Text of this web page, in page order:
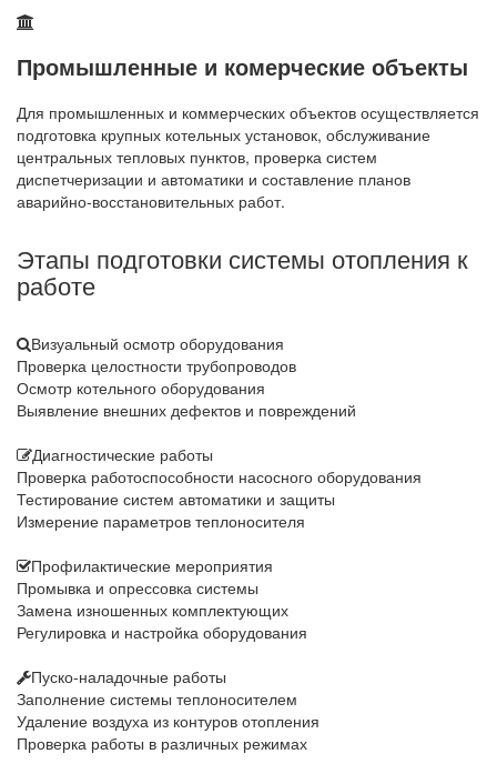
Промышленные и комерческие объекты
Для промышленных и коммерческих объектов осуществляется
подготовка крупных котельных установок, обслуживание
центральных тепловых пунктов, проверка систем
диспетчеризации и автоматики и составление планов
аварийно-восстановительных работ.
Этапы подготовки системы отопления к
работе
Визуальный осмотр оборудования
Проверка целостности трубопроводов
Осмотр котельного оборудования
Выявление внешних дефектов и повреждений
Диагностические работы
Проверка работоспособности насосного оборудования
Тестирование систем автоматики и защиты
Измерение параметров теплоносителя
Профилактические мероприятия
Промывка и опрессовка системы
Замена изношенных комплектующих
Регулировка и настройка оборудования
Пуско-наладочные работы
Заполнение системы теплоносителем
Удаление воздуха из контуров отопления
Проверка работы в различных режимах